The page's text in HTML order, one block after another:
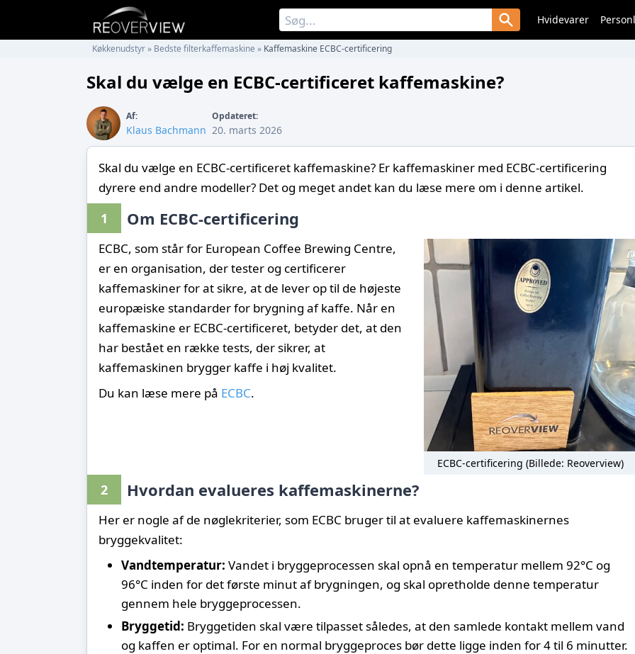
Hvidevarer
Køkkenudstyr» Bedste filterkaffemaskine » Kaffemaskine ECBC-certificering
Skal du vælge en ECBC-certificeret kaffemaskine?
Af:
Klaus Bachmann
Opdateret:
20. marts 2026
Skal du vælge en ECBC-certificeret kaffemaskine? Er kaffemaskiner med ECBC-certificering
dyrere end andre modeller? Det og meget andet kan du læse mere om i denne artikel.
1 Om ECBC-certificering
ECBC-certificering (Billede: Reoverview)
ECBC, som står for European Coffee Brewing Centre,
er en organisation, der tester og certificerer
kaffemaskiner for at sikre, at de lever op til de højeste
europæiske standarder for brygning af kaffe. Når en
kaffemaskine er ECBC-certificeret, betyder det, at den
har bestået en række tests, der sikrer, at
kaffemaskinen brygger kaffe i høj kvalitet.
Du kan læse mere på ECBC.
2 Hvordan evalueres kaffemaskinerne?
Her er nogle af de nøglekriterier, som ECBC bruger til at evaluere kaffemaskinernes
bryggekvalitet:
Vandtemperatur: Vandet i bryggeprocessen skal opnå en temperatur mellem 92°C og
96°C inden for det første minut af brygningen, og skal opretholde denne temperatur
gennem hele bryggeprocessen.
Bryggetid: Bryggetiden skal være tilpasset således, at den samlede kontakt mellem vand
og kaffen er optimal. For en normal bryggeproces bør dette ligge inden for 4 til 6 minutter.